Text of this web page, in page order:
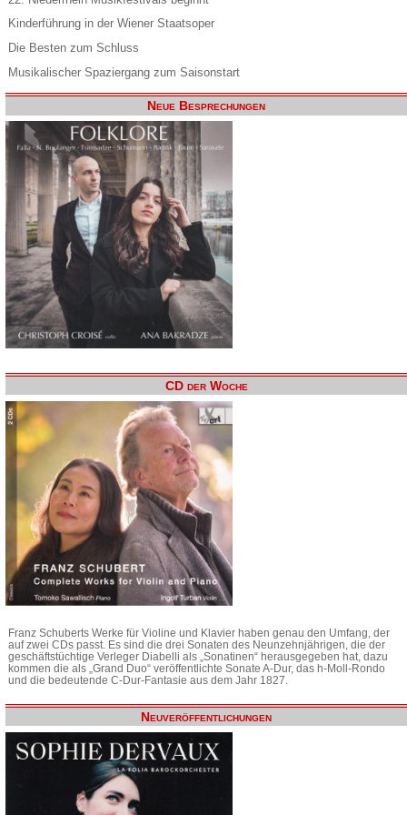
Kinderführung in der Wiener Staatsoper
Die Besten zum Schluss
Musikalischer Spaziergang zum Saisonstart
Neue Besprechungen
CD der Woche
Franz Schuberts Werke für Violine und Klavier haben genau den Umfang, der
auf zwei CDs passt. Es sind die drei Sonaten des Neunzehnjährigen, die der
geschäftstüchtige Verleger Diabelli als „Sonatinen“ herausgegeben hat, dazu
kommen die als „Grand Duo“ veröffentlichte Sonate A-Dur, das h-Moll-Rondo
und die bedeutende C-Dur-Fantasie aus dem Jahr 1827.
Neuveröffentlichungen